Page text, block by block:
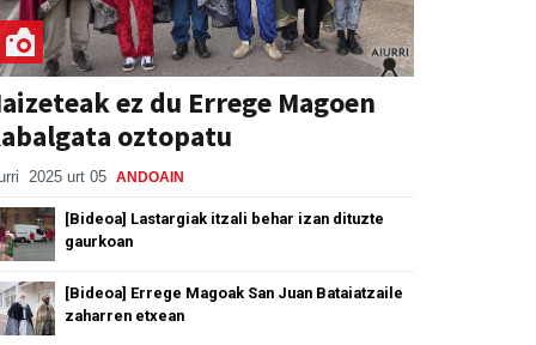
ez du Errege Magoen
oztopatu
2025 urt 05 ANDOAIN
[Bideoa] Lastargiak itzali behar izan dituzte
gaurkoan
[Bideoa] Errege Magoak San Juan Bataiatzaile
zaharren etxean